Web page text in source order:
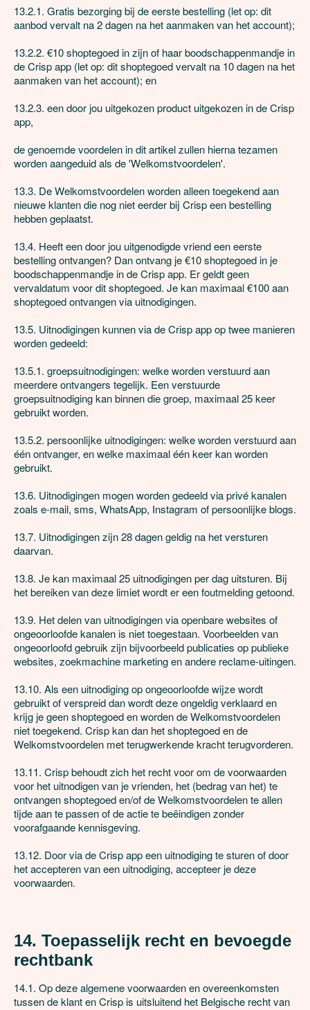
13.2.1. Gratis bezorging bij de eerste bestelling (let op: dit
aanbod vervalt na 2 dagen na het aanmaken van het account);
13.2.2. €10 shoptegoed in zijn of haar boodschappenmandje in
de Crisp app (let op: dit shoptegoed vervalt na 10 dagen na het
aanmaken van het account); en
13.2.3. een door jou uitgekozen product uitgekozen in de Crisp
app,
de genoemde voordelen in dit artikel zullen hierna tezamen
worden aangeduid als de 'Welkomstvoordelen'.
13.3. De Welkomstvoordelen worden alleen toegekend aan
nieuwe klanten die nog niet eerder bij Crisp een bestelling
hebben geplaatst.
13.4. Heeft een door jou uitgenodigde vriend een eerste
bestelling ontvangen? Dan ontvang je €10 shoptegoed in je
boodschappenmandje in de Crisp app. Er geldt geen
vervaldatum voor dit shoptegoed. Je kan maximaal €100 aan
shoptegoed ontvangen via uitnodigingen.
13.5. Uitnodigingen kunnen via de Crisp app op twee manieren
worden gedeeld:
13.5.1. groepsuitnodigingen: welke worden verstuurd aan
meerdere ontvangers tegelijk. Een verstuurde
groepsuitnodiging kan binnen die groep, maximaal 25 keer
gebruikt worden.
13.5.2. persoonlijke uitnodigingen: welke worden verstuurd aan
één ontvanger, en welke maximaal één keer kan worden
gebruikt.
13.6. Uitnodigingen mogen worden gedeeld via privé kanalen
zoals e-mail, sms, WhatsApp, Instagram of persoonlijke blogs.
13.7. Uitnodigingen zijn 28 dagen geldig na het versturen
daarvan.
13.8. Je kan maximaal 25 uitnodigingen per dag uitsturen. Bij
het bereiken van deze limiet wordt er een foutmelding getoond.
13.9. Het delen van uitnodigingen via openbare websites of
ongeoorloofde kanalen is niet toegestaan. Voorbeelden van
ongeoorloofd gebruik zijn bijvoorbeeld publicaties op publieke
websites, zoekmachine marketing en andere reclame-uitingen.
13.10. Als een uitnodiging op ongeoorloofde wijze wordt
gebruikt of verspreid dan wordt deze ongeldig verklaard en
krijg je geen shoptegoed en worden de Welkomstvoordelen
niet toegekend. Crisp kan dan het shoptegoed en de
Welkomstvoordelen met terugwerkende kracht terugvorderen.
13.11. Crisp behoudt zich het recht voor om de voorwaarden
voor het uitnodigen van je vrienden, het (bedrag van het) te
ontvangen shoptegoed en/of de Welkomstvoordelen te allen
tijde aan te passen of de actie te beëindigen zonder
voorafgaande kennisgeving.
13.12. Door via de Crisp app een uitnodiging te sturen of door
het accepteren van een uitnodiging, accepteer je deze
voorwaarden.
14. Toepasselijk recht en bevoegde
rechtbank
14.1. Op deze algemene voorwaarden en overeenkomsten
tussen de klant en Crisp is uitsluitend het Belgische recht van